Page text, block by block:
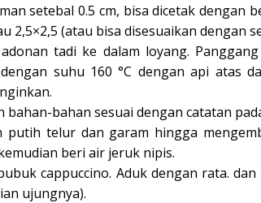
setebal 0.5 cm, bisa dicetak dengan
2,5×2,5 (atau bisa disesuaikan dengan
tadi ke dalam loyang.
suhu 160 °C dengan api atas
bahan sesuai dengan catatan
putih telur dan garam hingga
beri air jeruk nipis.
cappuccino. Aduk dengan rata.
ujungnya).